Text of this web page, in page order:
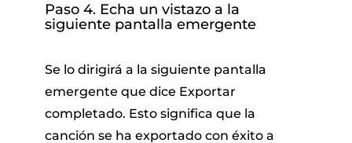
Paso 4. Echa un vistazo a la
siguiente pantalla emergente
Se lo dirigirá a la siguiente pantalla
emergente que dice Exportar
completado. Esto significa que la
canción se ha exportado con éxito a